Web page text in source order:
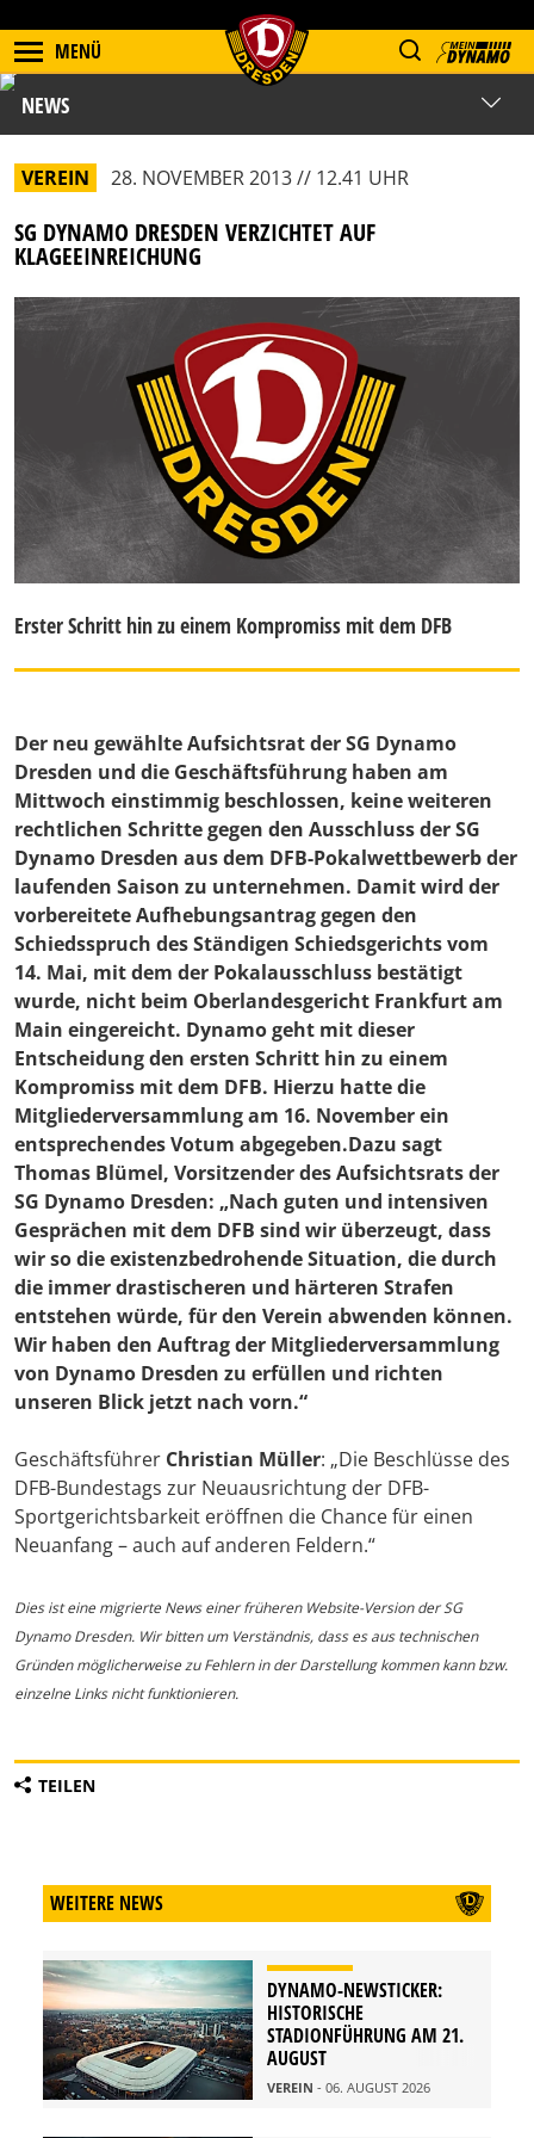
MENÜ
NEWS
VEREIN 28. NOVEMBER 2013 // 12.41 UHR
SG DYNAMO DRESDEN VERZICHTET AUF
KLAGEEINREICHUNG
Erster Schritt hin zu einem Kompromiss mit dem DFB
Der neu gewählte Aufsichtsrat der SG Dynamo
Dresden und die Geschäftsführung haben am
Mittwoch einstimmig beschlossen, keine weiteren
rechtlichen Schritte gegen den Ausschluss der SG
Dynamo Dresden aus dem DFB-Pokalwettbewerb der
laufenden Saison zu unternehmen. Damit wird der
vorbereitete Aufhebungsantrag gegen den
Schiedsspruch des Ständigen Schiedsgerichts vom
14. Mai, mit dem der Pokalausschluss bestätigt
wurde, nicht beim Oberlandesgericht Frankfurt am
Main eingereicht. Dynamo geht mit dieser
Entscheidung den ersten Schritt hin zu einem
Kompromiss mit dem DFB. Hierzu hatte die
Mitgliederversammlung am 16. November ein
entsprechendes Votum abgegeben.Dazu sagt
Thomas Blümel, Vorsitzender des Aufsichtsrats der
SG Dynamo Dresden: „Nach guten und intensiven
Gesprächen mit dem DFB sind wir überzeugt, dass
wir so die existenzbedrohende Situation, die durch
die immer drastischeren und härteren Strafen
entstehen würde, für den Verein abwenden können.
Wir haben den Auftrag der Mitgliederversammlung
von Dynamo Dresden zu erfüllen und richten
unseren Blick jetzt nach vorn.“
Geschäftsführer Christian Müller: „Die Beschlüsse des
DFB-Bundestags zur Neuausrichtung der DFB-
Sportgerichtsbarkeit eröffnen die Chance für einen
Neuanfang – auch auf anderen Feldern.“
Dies ist eine migrierte News einer früheren Website-Version der SG
Dynamo Dresden. Wir bitten um Verständnis, dass es aus technischen
Gründen möglicherweise zu Fehlern in der Darstellung kommen kann bzw.
einzelne Links nicht funktionieren.
TEILEN
WEITERE NEWS
DYNAMO-NEWSTICKER:
HISTORISCHE
STADIONFÜHRUNG AM 21.
AUGUST
VEREIN - 06. AUGUST 2026